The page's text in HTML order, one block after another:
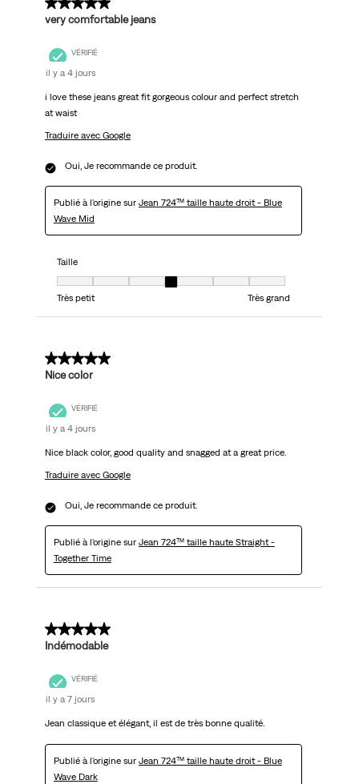
5 sur 5 étoiles.
very comfortable jeans
VÉRIFIÉ
il y a 4 jours
i love these jeans great fit gorgeous colour and perfect stretch
at waist
Traduire avec Google
Oui, Je recommande ce produit.
Publié à l'origine sur Jean 724™ taille haute droit - Blue
Wave Mid
Taille
Taille, 4 sur 7, où 1 est égal à Très petit et 7 est égal à Très grand
Très petit
Très grand
5 sur 5 étoiles.
Nice color
VÉRIFIÉ
il y a 4 jours
Nice black color, good quality and snagged at a great price.
Traduire avec Google
Oui, Je recommande ce produit.
Publié à l'origine sur Jean 724™ taille haute Straight -
Together Time
5 sur 5 étoiles.
Indémodable
VÉRIFIÉ
il y a 7 jours
Jean classique et élégant, il est de très bonne qualité.
Publié à l'origine sur Jean 724™ taille haute droit - Blue
Wave Dark